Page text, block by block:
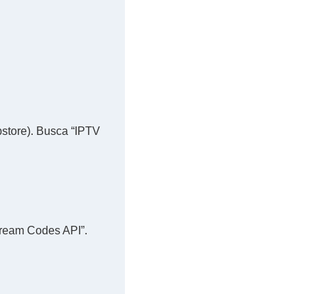
Busca “IPTV
Codes API”.